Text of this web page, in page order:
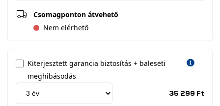
Csomagponton átvehető
Nem elérhető
Kiterjesztett garancia biztosítás + baleseti
meghibásodás
35 299 Ft